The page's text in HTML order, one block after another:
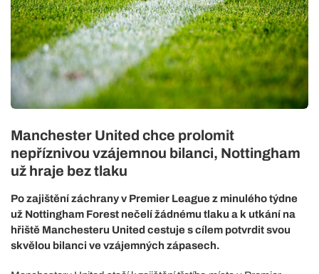
Manchester United chce prolomit
nepříznivou vzájemnou bilanci, Nottingham
už hraje bez tlaku
Po zajištění záchrany v Premier League z minulého týdne
už Nottingham Forest nečelí žádnému tlaku a k utkání na
hřiště Manchesteru United cestuje s cílem potvrdit svou
skvělou bilanci ve vzájemných zápasech.